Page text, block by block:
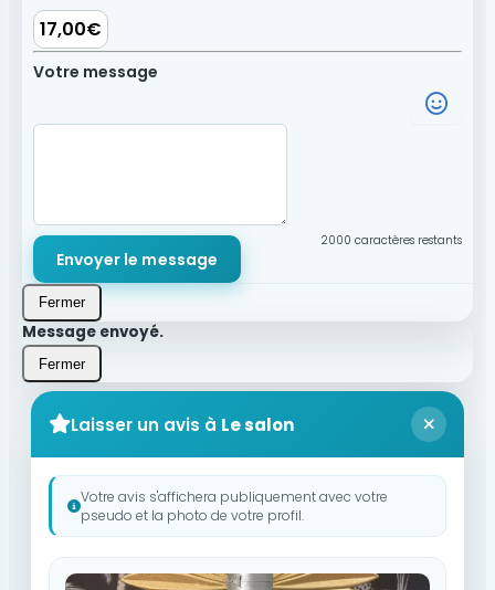
17,00€
Votre message
2000 caractères restants
Envoyer le message
Fermer
Message envoyé.
Fermer
Laisser un avis à Le salon
Votre avis s'affichera publiquement avec votre
pseudo et la photo de votre profil.